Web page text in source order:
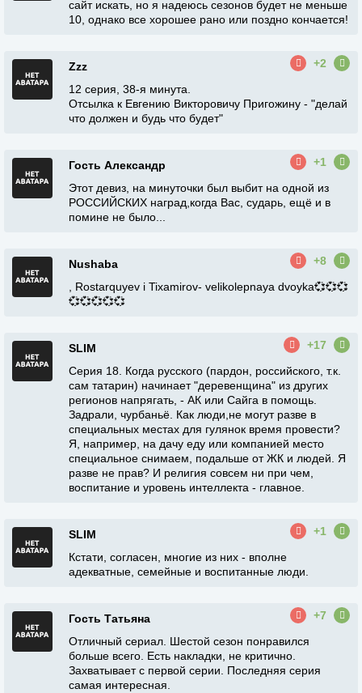
сайт искать, но я надеюсь сезонов будет не меньше
10, однако все хорошее рано или поздно кончается!
Zzz
+2
12 серия, 38-я минута.
Отсылка к Евгению Викторовичу Пригожину - "делай
что должен и будь что будет"
Гость Александр
+1
Этот девиз, на минуточки был выбит на одной из
РОССИЙСКИХ наград,когда Вас, сударь, ещё и в
помине не было...
Nushaba
+8
, Rostarquyev i Tixamirov- velikolepnaya dvoyka💞💞💞
💞💞💞💞💞
SLIM
+17
Серия 18. Когда русского (пардон, российского, т.к.
сам татарин) начинает "деревенщина" из других
регионов напрягать, - АК или Сайга в помощь.
Задрали, чурбаньё. Как люди,не могут разве в
специальных местах для гулянок время провести?
Я, например, на дачу еду или компанией место
специальное снимаем, подальше от ЖК и людей. Я
разве не прав? И религия совсем ни при чем,
воспитание и уровень интеллекта - главное.
SLIM
+1
Кстати, согласен, многие из них - вполне
адекватные, семейные и воспитанные люди.
Гость Татьяна
+7
Отличный сериал. Шестой сезон понравился
больше всего. Есть накладки, не критично.
Захватывает с первой серии. Последняя серия
самая интересная.